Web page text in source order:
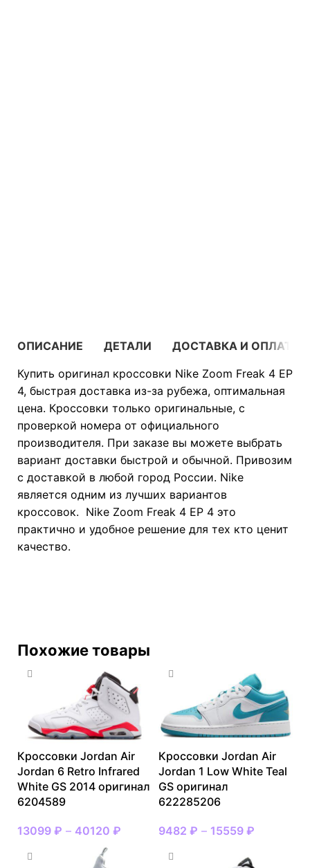
ОПИСАНИЕ ДЕТАЛИ
ДОСТАВКА И ОПЛАТА
Купить оригинал кроссовки Nike Zoom Freak 4 EP
4, быстрая доставка из-за рубежа, оптимальная
цена. Кроссовки только оригинальные, с
проверкой номера от официального
производителя. При заказе вы можете выбрать
вариант доставки быстрой и обычной. Привозим
с доставкой в любой город России. Nike
является одним из лучших вариантов
кроссовок. Nike Zoom Freak 4 EP 4 это
практично и удобное решение для тех кто ценит
качество.
Похожие товары
Кроссовки Jordan Air
Jordan 6 Retro Infrared
White GS 2014 оригинал
6204589
13099 ₽ – 40120 ₽
Кроссовки Jordan Air
Jordan 1 Low White Teal
GS оригинал
622285206
9482 ₽ – 15559 ₽